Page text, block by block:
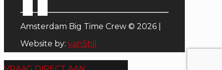
Amsterdam Big Time Crew © 2026 |
Website by: vanStijl